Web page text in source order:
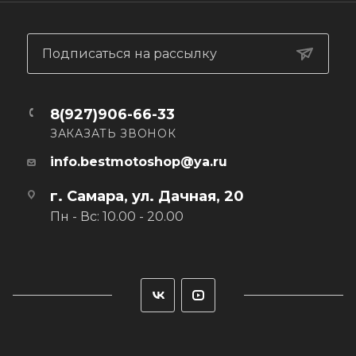
г. Самара, ул. Дачная, 20
Пн - Вс: 10.00 - 20.00
Подписаться на рассылку
8(927)906-66-33
ЗАКАЗАТЬ ЗВОНОК
info.bestmotoshop@ya.ru